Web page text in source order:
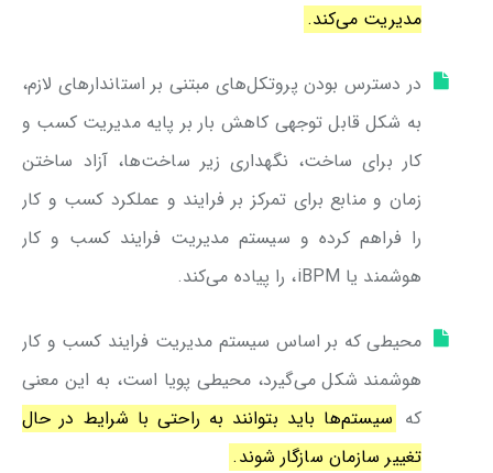
مدیریت می‌کند.
در دسترس بودن پروتکل‌های مبتنی بر استاندارهای لازم،
به شکل قابل توجهی کاهش بار بر پایه مدیریت کسب و
کار برای ساخت، نگهداری زیر ساخت‌ها، آزاد ساختن
زمان و منابع برای تمرکز بر فرایند و عملکرد کسب و کار
را فراهم کرده و سیستم مدیریت فرایند کسب و کار
هوشمند یا iBPM، را پیاده می‌کند.
محیطی که بر اساس سیستم مدیریت فرایند کسب و کار
هوشمند شکل می‌گیرد، محیطی پویا است، به این معنی
که سیستم‌ها باید بتوانند به راحتی با شرایط در حال
تغییر سازمان سازگار شوند.